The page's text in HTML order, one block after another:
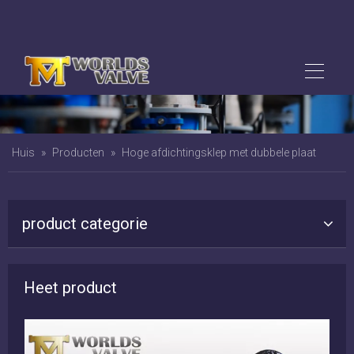
Huis » Producten » Hoge afdichtingsklep met dubbele plaat
product categorie
Heet product